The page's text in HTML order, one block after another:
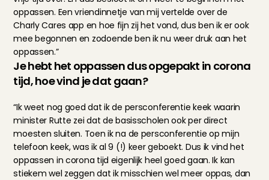
oppassen. Een vriendinnetje van mij vertelde over de
Charly Cares app en hoe fijn zij het vond, dus ben ik er ook
mee begonnen en zodoende ben ik nu weer druk aan het
oppassen.”
Je hebt het oppassen dus opgepakt in corona
tijd, hoe vind je dat gaan?
“Ik weet nog goed dat ik de persconferentie keek waarin
minister Rutte zei dat de basisscholen ook per direct
moesten sluiten. Toen ik na de persconferentie op mijn
telefoon keek, was ik al 9 (!) keer geboekt. Dus ik vind het
oppassen in corona tijd eigenlijk heel goed gaan. Ik kan
stiekem wel zeggen dat ik misschien wel meer oppas, dan